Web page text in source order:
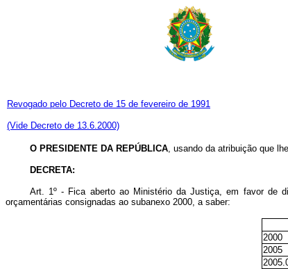
Revogado pelo Decreto de 15 de fevereiro de 1991
(Vide Decreto de 13.6.2000)
O PRESIDENTE DA REPÚBLICA, usando da atribuição que
DECRETA:
Art. 1º - Fica aberto ao Ministério da Justiça, em favor de
orçamentárias consignadas ao subanexo 2000, a saber:
2000
2005